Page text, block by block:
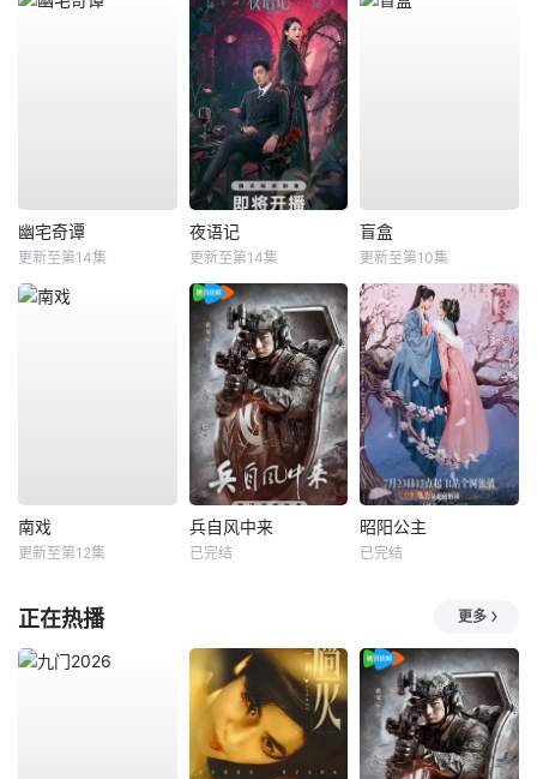
幽宅奇谭
更新至第14集
夜语记
更新至第14集
盲盒
更新至第10集
南戏
更新至第12集
兵自风中来
已完结
昭阳公主
已完结
正在热播 更多